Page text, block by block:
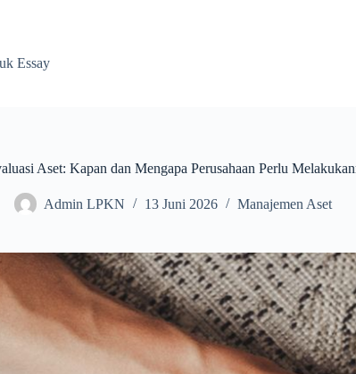
Essay
Aset: Kapan dan Mengapa Perusahaan Perlu
Admin LPKN 13 Juni 2026 Manajemen Aset